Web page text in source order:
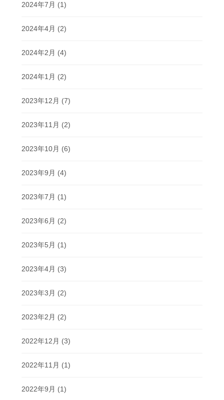
2024年7月 (1)
2024年4月 (2)
2024年2月 (4)
2024年1月 (2)
2023年12月 (7)
2023年11月 (2)
2023年10月 (6)
2023年9月 (4)
2023年7月 (1)
2023年6月 (2)
2023年5月 (1)
2023年4月 (3)
2023年3月 (2)
2023年2月 (2)
2022年12月 (3)
2022年11月 (1)
2022年9月 (1)